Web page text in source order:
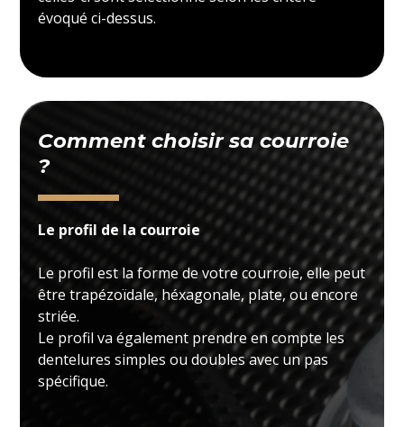
évoqué ci-dessus.
Comment choisir sa courroie
?
Le profil de la courroie
Le profil est la forme de votre courroie, elle peut
être trapézoïdale, héxagonale, plate, ou encore
striée.
Le profil va également prendre en compte les
dentelures simples ou doubles avec un pas
spécifique.